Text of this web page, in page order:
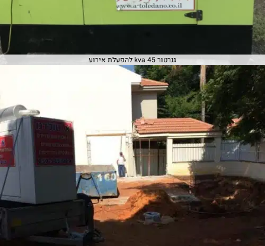
גנרטור 45 kva להפעלת אירוע